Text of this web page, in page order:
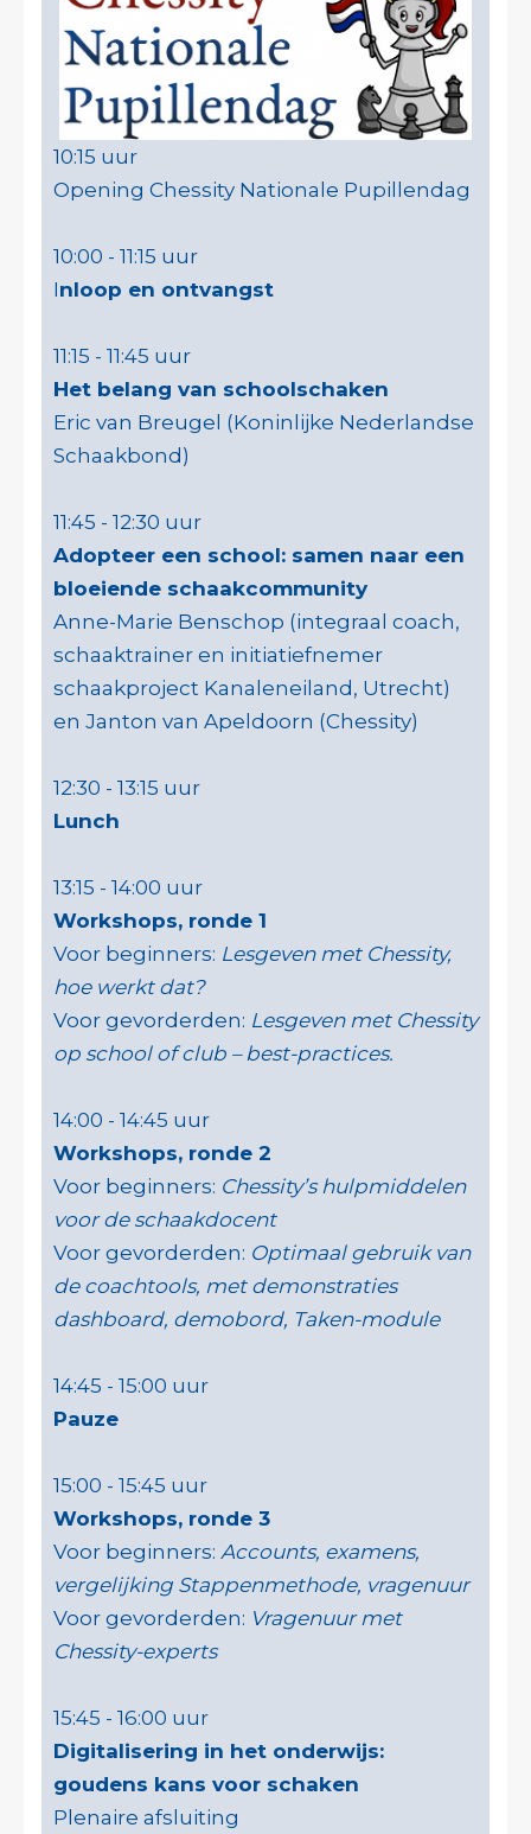
10:15 uur
Opening Chessity Nationale Pupillendag
10:00 - 11:15 uur
Inloop en ontvangst
11:15 - 11:45 uur
Het belang van schoolschaken
Eric van Breugel (Koninlijke Nederlandse
Schaakbond)
11:45 - 12:30 uur
Adopteer een school: samen naar een
bloeiende schaakcommunity
Anne-Marie Benschop (integraal coach,
schaaktrainer en initiatiefnemer
schaakproject Kanaleneiland, Utrecht)
en Janton van Apeldoorn (Chessity)
12:30 - 13:15 uur
Lunch
13:15 - 14:00 uur
Workshops, ronde 1
Voor beginners: Lesgeven met Chessity,
hoe werkt dat?
Voor gevorderden: Lesgeven met Chessity
op school of club ­– best-practices.
14:00 - 14:45 uur
Workshops, ronde 2
Voor beginners: Chessity’s hulpmiddelen
voor de schaakdocent
Voor gevorderden: Optimaal gebruik van
de coachtools, met demonstraties
dashboard, demobord, Taken-module
14:45 - 15:00 uur
Pauze
15:00 - 15:45 uur
Workshops, ronde 3
Voor beginners: Accounts, examens,
vergelijking Stappenmethode, vragenuur
Voor gevorderden: Vragenuur met
Chessity-experts
15:45 - 16:00 uur
Digitalisering in het onderwijs:
goudens kans voor schaken
Plenaire afsluiting